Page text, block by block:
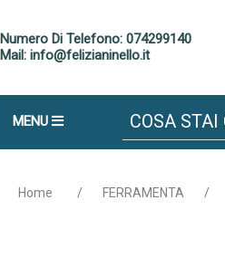
Numero Di Telefono: 074299140
Mail: info@felizianinello.it
MENU
Home / FERRAMENTA /